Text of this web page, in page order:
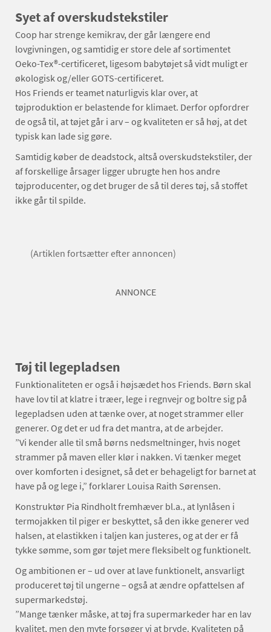
Syet af overskudstekstiler
Coop har strenge kemikrav, der går længere end
lovgivningen, og samtidig er store dele af sortimentet
Oeko-​Tex®-certificeret, ligesom babytøjet så vidt muligt er
økologisk og/eller GOTS-certificeret.
Hos Friends er teamet naturligvis klar over, at
tøjproduktion er belastende for klimaet. Derfor opfordrer
de også til, at tøjet går i arv – og kvaliteten er så høj, at det
typisk kan lade sig gøre.
Samtidig køber de deadstock, altså overskudstekstiler, der
af forskellige årsager ligger ubrugte hen hos andre
tøjproducenter, og det bruger de så til deres tøj, så stoffet
ikke går til spilde.
(Artiklen fortsætter efter annoncen)
ANNONCE
Tøj til legepladsen
Funktionaliteten er også i højsædet hos Friends. Børn skal
have lov til at klatre i træer, lege i regnvejr og boltre sig på
legepladsen uden at tænke over, at noget strammer eller
generer. Og det er ud fra det mantra, at de arbejder.
”Vi kender alle til små børns ned­smeltninger, hvis noget
strammer på maven eller klør i nakken. Vi tænker meget
over komforten i designet, så det er behageligt for barnet at
have på og lege i,” forklarer Louisa Raith Sørensen.
Konstruktør Pia Rindholt fremhæver bl.a., at lynlåsen i
termojakken til piger er beskyttet, så den ikke generer ved
halsen, at elastikken i taljen kan justeres, og at der er få
tykke sømme, som gør tøjet mere fleksibelt og funktionelt.
Og ambitionen er – ud over at lave funktionelt, ansvarligt
produceret tøj til ungerne – også at ændre opfattelsen af
supermarkedstøj.
”Mange tænker måske, at tøj fra supermarkeder har en lav
kvalitet, men den myte forsøger vi at bryde. Kvaliteten på